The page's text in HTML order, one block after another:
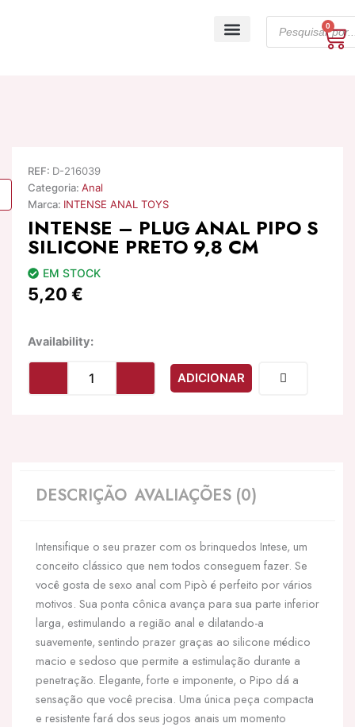
search
0
REF: D-216039
Categoria: Anal
Marca: INTENSE ANAL TOYS
INTENSE – PLUG ANAL PIPO S
SILICONE PRETO 9,8 CM
EM STOCK
5,20 €
Availability:Quantidade
INTENSE
9,8
ADICIONAR
DESCRIÇÃO AVALIAÇÕES (0)
Intensifique o seu prazer com os brinquedos Intese, um
conceito clássico que nem todos conseguem fazer. Se
você gosta de sexo anal com Pipò é perfeito por vários
motivos. Sua ponta cônica avança para sua parte inferior
larga, estimulando a região anal e dilatando-a
suavemente, sentindo prazer graças ao silicone médico
macio e sedoso que permite a estimulação durante a
penetração. Elegante, forte e imponente, o Pipo dá a
sensação que você precisa. Uma única peça compacta
e resistente fará dos seus jogos anais um momento